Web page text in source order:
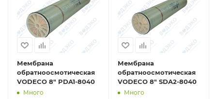
Мембрана
обратноосмотическая
VODECO 8" PDA1-8040
Много
Мембрана
обратноосмотическая
VODECO 8" SDA2-8040
Много